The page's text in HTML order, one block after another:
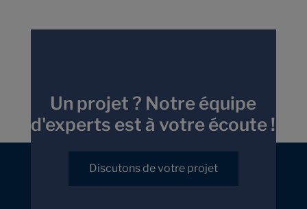
Un projet ? Notre équipe
d'experts est à votre écoute !
Discutons de votre projet